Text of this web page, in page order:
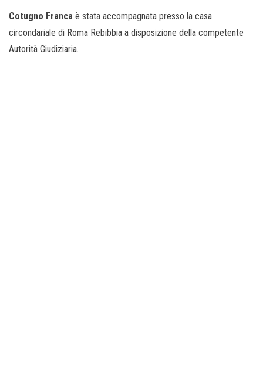
Cotugno Franca è stata accompagnata presso la casa
circondariale di Roma Rebibbia a disposizione della competente
Autorità Giudiziaria.